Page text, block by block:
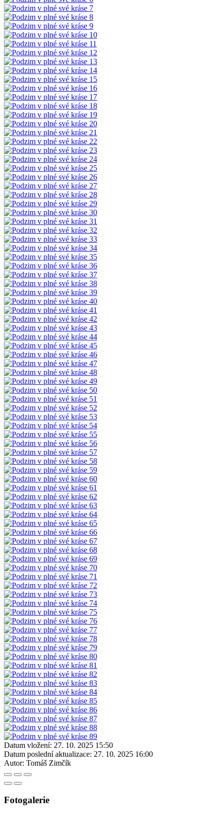
Datum vložení: 27. 10. 2025 15:50
Datum poslední aktualizace: 27. 10. 2025 16:00
Autor: Tomáš Zimčík
Fotogalerie